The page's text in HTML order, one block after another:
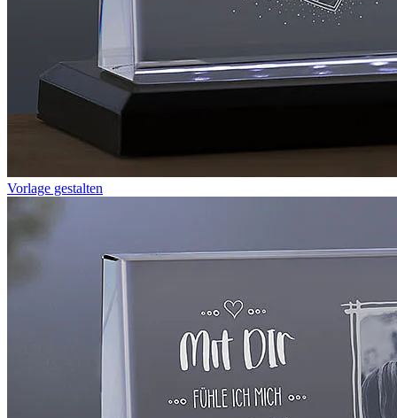
Vorlage gestalten